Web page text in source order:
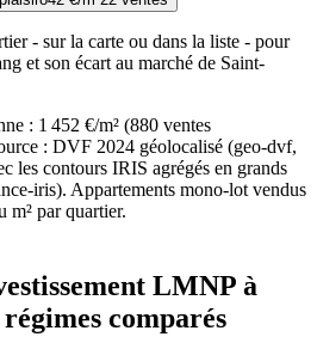
- sur la carte ou dans la liste - pour
et son écart au marché de Saint-
: 1 452 €/m² (880 ventes
: DVF 2024 géolocalisé (geo-dvf,
les contours IRIS agrégés en grands
iris). Appartements mono-lot vendus
m² par quartier.
LMNP à
régimes comparés